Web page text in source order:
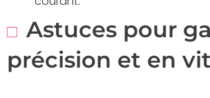
Astuces pour
précision et en